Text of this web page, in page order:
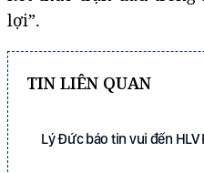
lợi”.
TIN LIÊN QUAN
Lý Đức báo tin vui đến